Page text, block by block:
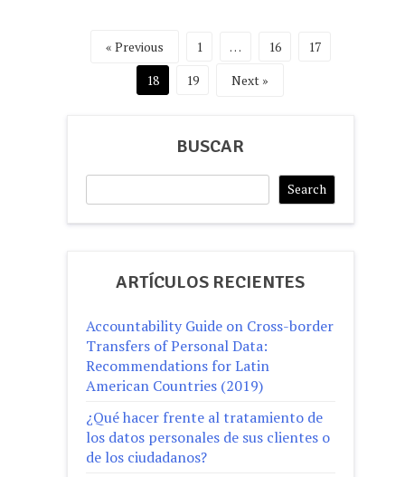
Posts
pagination
« Previous 1 … 16
17
18
19 Next »
BUSCAR
Search
ARTÍCULOS RECIENTES
Accountability Guide on Cross-border
Transfers of Personal Data:
Recommendations for Latin
American Countries (2019)
¿Qué hacer frente al tratamiento de
los datos personales de sus clientes o
de los ciudadanos?